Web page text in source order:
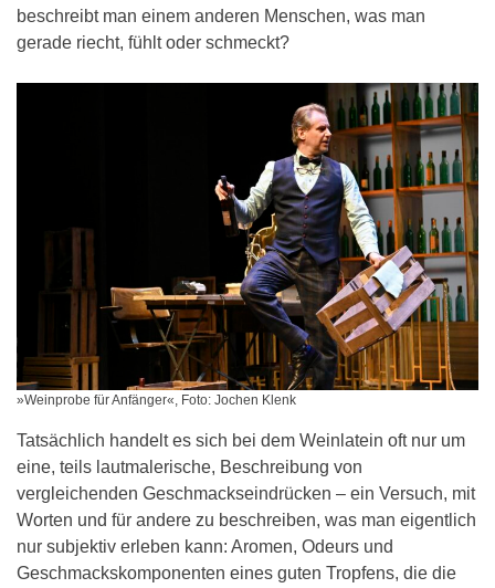
beschreibt man einem anderen Menschen, was man
gerade riecht, fühlt oder schmeckt?
»Weinprobe für Anfänger«, Foto: Jochen Klenk
Tatsächlich handelt es sich bei dem Weinlatein oft nur um
eine, teils lautmalerische, Beschreibung von
vergleichenden Geschmackseindrücken – ein Versuch, mit
Worten und für andere zu beschreiben, was man eigentlich
nur subjektiv erleben kann: Aromen, Odeurs und
Geschmackskomponenten eines guten Tropfens, die die